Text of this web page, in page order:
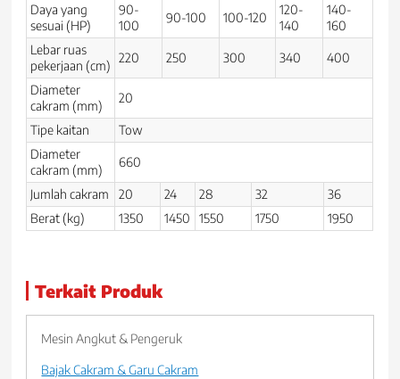
Daya yang
sesuai (HP)
90-
100
90-100 100-120
120-
140
140-
160
Lebar ruas
pekerjaan (cm)
220 250 300 340 400
Diameter
cakram (mm)
20
Tipe kaitan
Tow
Diameter
cakram (mm)
660
Jumlah cakram 20 24 28 32
36
Berat (kg)
1350 1450 1550 1750 1950
Terkait Produk
Mesin Angkut & Pengeruk
Bajak Cakram & Garu Cakram